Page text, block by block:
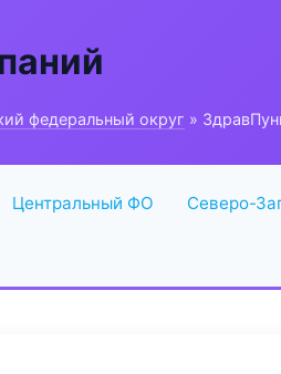
федеральный округ »
Центральный ФО Северо-